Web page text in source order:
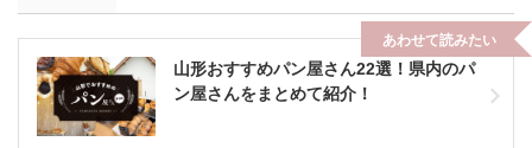
山形おすすめパン屋さん22選！県内のパ
ン屋さんをまとめて紹介！
あわせて読みたい